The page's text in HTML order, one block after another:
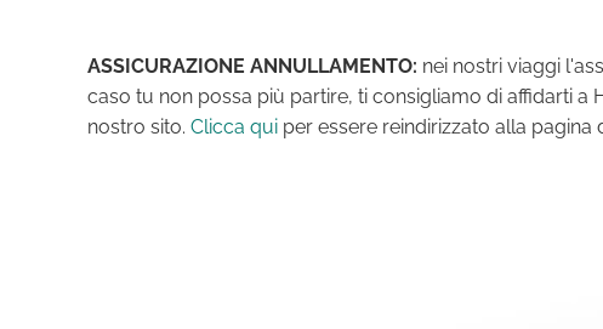
ASSICURAZIONE ANNULLAMENTO: nei nostri viaggi
caso tu non possa più partire, ti consigliamo di affidarti
nostro sito. Clicca qui per essere reindirizzato alla